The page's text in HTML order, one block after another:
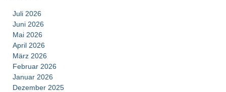
Juli 2026
Juni 2026
Mai 2026
April 2026
März 2026
Februar 2026
Januar 2026
Dezember 2025